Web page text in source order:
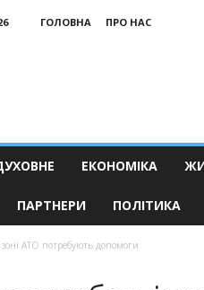
ГОЛОВНА
ПРО НАС
ЕКОНОМІКА
ПАРТНЕРИ ПОЛІТИКА
зоні АТО потребують допомоги